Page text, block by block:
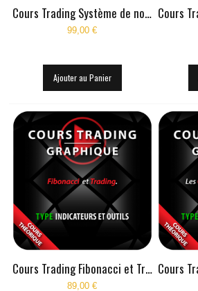
Cours Trading Système de notation des configurations d'intervention
99,00 €
Ajouter au Panier
Cours Trading Fibonacci et Trading
89,00 €